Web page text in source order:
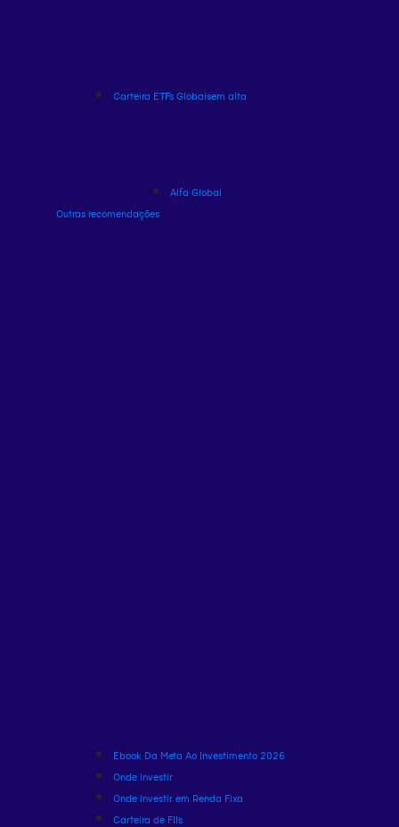
Carteira ETFs Globaisem alta
Alfa Global
Outras recomendações
Ebook Da Meta Ao Investimento 2026
Onde investir
Onde investir em Renda Fixa
Carteira de FIIs